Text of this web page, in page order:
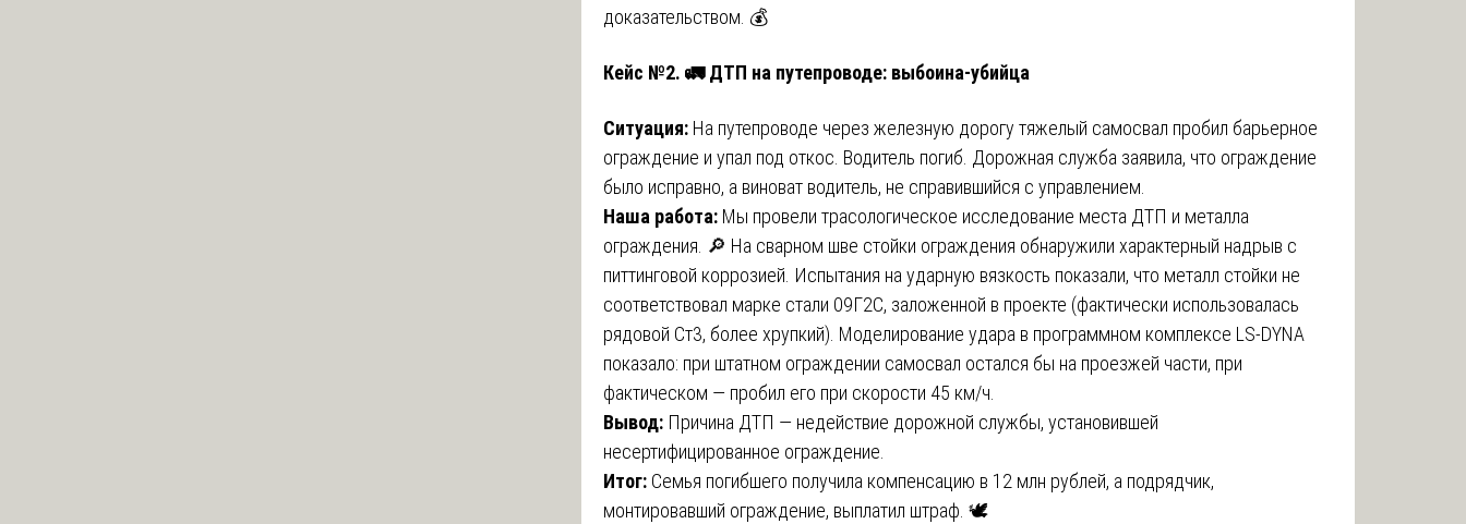
доказательством. 💰
Кейс №2. 🚛 ДТП на путепроводе: выбоина-убийца
Ситуация: На путепроводе через железную дорогу тяжелый самосвал пробил барьерное
ограждение и упал под откос. Водитель погиб. Дорожная служба заявила, что ограждение
было исправно, а виноват водитель, не справившийся с управлением.
Наша работа: Мы провели трасологическое исследование места ДТП и металла
ограждения. 🔎 На сварном шве стойки ограждения обнаружили характерный надрыв с
питтинговой коррозией. Испытания на ударную вязкость показали, что металл стойки не
соответствовал марке стали 09Г2С, заложенной в проекте (фактически использовалась
рядовой Ст3, более хрупкий). Моделирование удара в программном комплексе LS-DYNA
показало: при штатном ограждении самосвал остался бы на проезжей части, при
фактическом — пробил его при скорости 45 км/ч.
Вывод: Причина ДТП — недействие дорожной службы, установившей
несертифицированное ограждение.
Итог: Семья погибшего получила компенсацию в 12 млн рублей, а подрядчик,
монтировавший ограждение, выплатил штраф. 🕊️